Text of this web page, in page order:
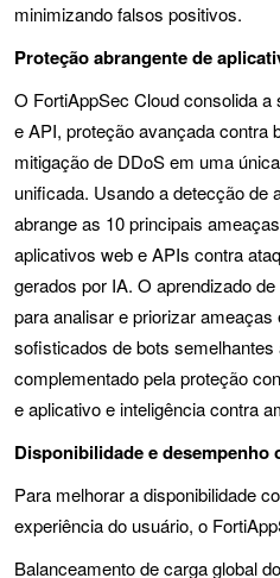
minimizando falsos positivos.
Proteção abrangente de
O FortiAppSec Cloud consolida
e API, proteção avançada contra
mitigação de DDoS em uma
unificada. Usando a detecção de
abrange as 10 principais
aplicativos web e APIs contra
gerados por IA. O aprendizado
para analisar e priorizar
sofisticados de bots
complementado pela proteção
e aplicativo e inteligência contra
Disponibilidade e desempenho
Para melhorar a disponibilidade
experiência do usuário, o
Balanceamento de carga global